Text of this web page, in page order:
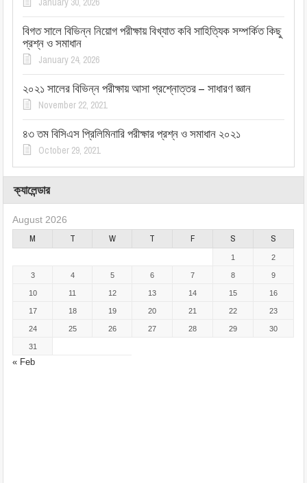
বিগত সালে বিভিন্ন নিয়োগ পরীক্ষায় বিখ্যাত কবি সাহিত্যিক সম্পর্কিত কিছু
প্রশ্ন ও সমাধান
January 24, 2026
২০২১ সালের বিভিন্ন পরীক্ষায় আসা প্রশ্নোত্তর – সাধারণ জ্ঞান
November 22, 2021
৪৩ তম বিসিএস প্রিলিমিনারি পরীক্ষার প্রশ্ন ও সমাধান ২০২১
October 29, 2021
ক্যালেন্ডার
August 2026
M T W T F S S
« Feb
1 2
3 4 5 6 7 8 9
10 11 12 13 14 15 16
17 18 19 20 21 22 23
24 25 26 27 28 29 30
31